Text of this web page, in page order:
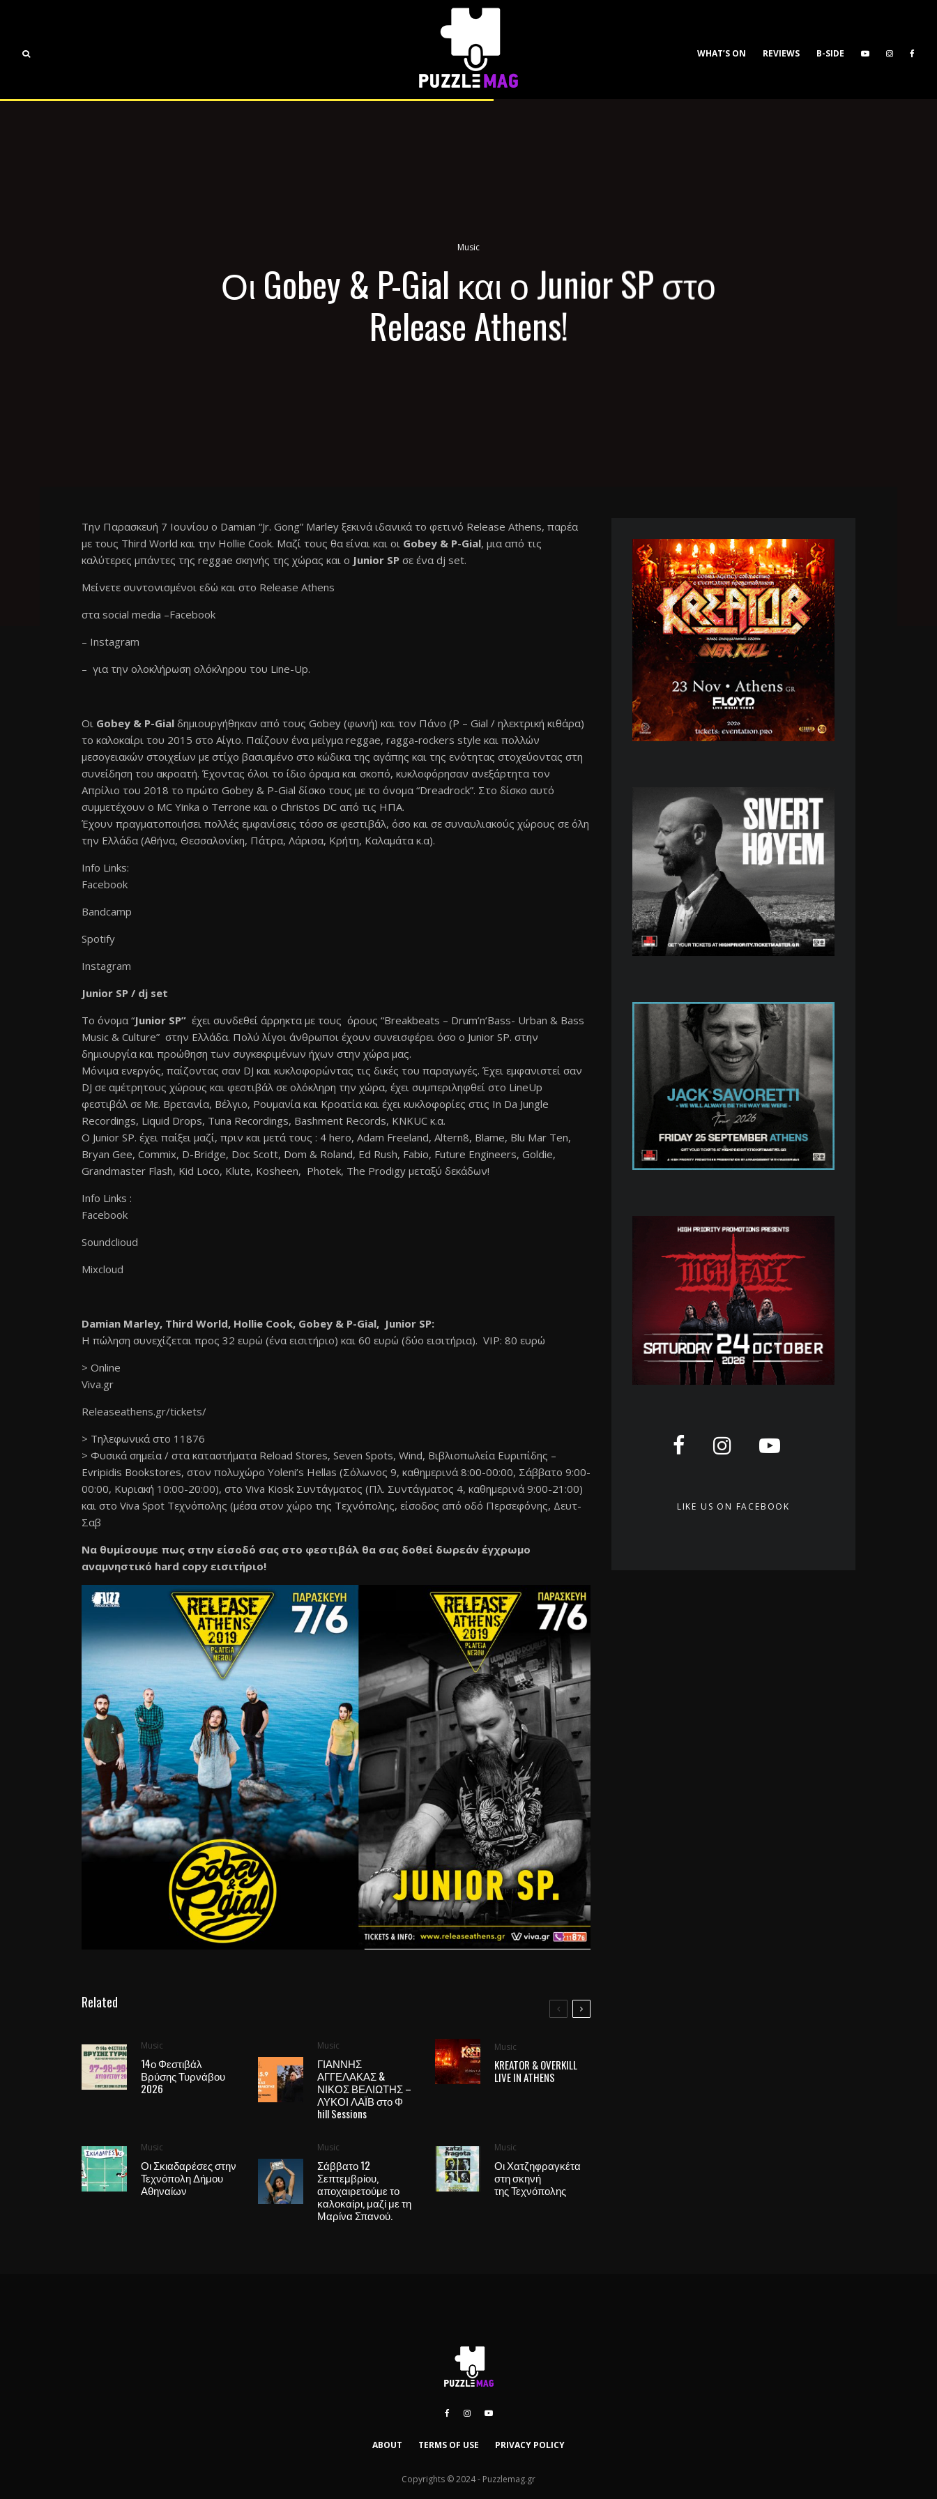
B-SIDE
REVIEWS
WHAT’S ON
Music
Οι Gobey & P-Gial και ο Junior SP στο
Release Athens!
Tην Παρασκευή 7 Ιουνίου o Damian “Jr. Gong” Marley ξεκινά ιδανικά το φετινό Release Athens, παρέα
με τους Third World και την Hollie Cook. Μαζί τους θα είναι και οι Gobey & P-Gial, μια από τις
καλύτερες μπάντες της reggae σκηνής της χώρας και ο Junior SP σε ένα dj set.
Mείνετε συντονισμένοι εδώ και στο Release Athens
στα social media –Facebook
– Instagram
– για την ολοκλήρωση ολόκληρου του Line-Up.
Οι Gobey & P-Gial δημιουργήθηκαν από τους Gobey (φωνή) και τον Πάνο (P – Gial / ηλεκτρική κιθάρα)
το καλοκαίρι του 2015 στο Αίγιο. Παίζουν ένα μείγμα reggae, ragga-rockers style και πολλών
μεσογειακών στοιχείων με στίχο βασισμένο στο κώδικα της αγάπης και της ενότητας στοχεύοντας στη
συνείδηση του ακροατή. Έχοντας όλοι το ίδιο όραμα και σκοπό, κυκλοφόρησαν ανεξάρτητα τον
Απρίλιο του 2018 το πρώτο Gobey & P-Gial δίσκο τους με το όνομα “Dreadrock”. Στο δίσκο αυτό
συμμετέχουν ο MC Yinka ο Terrone και ο Christos DC από τις ΗΠΑ.
Έχουν πραγματοποιήσει πολλές εμφανίσεις τόσο σε φεστιβάλ, όσο και σε συναυλιακούς χώρους σε όλη
την Ελλάδα (Αθήνα, Θεσσαλονίκη, Πάτρα, Λάρισα, Κρήτη, Καλαμάτα κ.α).
Info Links:
Facebook
Bandcamp
Spotify
Instagram
Junior SP / dj set
Το όνομα “Junior SP” έχει συνδεθεί άρρηκτα με τους όρους “Breakbeats – Drum’n’Bass- Urban & Bass
Music & Culture” στην Ελλάδα. Πολύ λίγοι άνθρωποι έχουν συνεισφέρει όσο ο Junior SP. στην
δημιουργία και προώθηση των συγκεκριμένων ήχων στην χώρα μας.
Μόνιμα ενεργός, παίζοντας σαν DJ και κυκλοφορώντας τις δικές του παραγωγές. Έχει εμφανιστεί σαν
DJ σε αμέτρητους χώρους και φεστιβάλ σε ολόκληρη την χώρα, έχει συμπεριληφθεί στο LineUp
φεστιβάλ σε Με. Βρετανία, Βέλγιο, Ρουμανία και Κροατία και έχει κυκλοφορίες στις In Da Jungle
Recordings, Liquid Drops, Tuna Recordings, Bashment Records, KNKUC κ.α.
Ο Junior SP. έχει παίξει μαζί, πριν και μετά τους : 4 hero, Adam Freeland, Altern8, Blame, Blu Mar Ten,
Bryan Gee, Commix, D-Bridge, Doc Scott, Dom & Roland, Ed Rush, Fabio, Future Engineers, Goldie,
Grandmaster Flash, Kid Loco, Klute, Kosheen, Photek, The Prodigy μεταξύ δεκάδων!
Info Links :
Facebook
Soundclioud
Mixcloud
Damian Marley, Τhird World, Hollie Cook, Gobey & P-Gial, Junior SP:
Η πώληση συνεχίζεται προς 32 ευρώ (ένα εισιτήριο) και 60 ευρώ (δύο εισιτήρια). VIP: 80 ευρώ
> Online
Viva.gr
Releaseathens.gr/tickets/
> Tηλεφωνικά στο 11876
> Φυσικά σημεία / στα καταστήματα Reload Stores, Seven Spots, Wind, Βιβλιοπωλεία Ευριπίδης –
Evripidis Bookstores, στον πολυχώρο Yoleni’s Hellas (Σόλωνος 9, καθημερινά 8:00-00:00, Σάββατο 9:00-
00:00, Κυριακή 10:00-20:00), στο Viva Kiosk Συντάγματος (Πλ. Συντάγματος 4, καθημερινά 9:00-21:00)
και στο Viva Spot Τεχνόπολης (μέσα στον χώρο της Τεχνόπολης, είσοδος από οδό Περσεφόνης, Δευτ-
Σαβ
Να θυμίσουμε πως στην είσοδό σας στο φεστιβάλ θα σας δοθεί δωρεάν έγχρωμο
αναμνηστικό hard copy εισιτήριο!
Related
Music
14ο Φεστιβάλ
Βρύσης Τυρνάβου
2026
Music
ΓΙΑΝΝΗΣ
ΑΓΓΕΛΑΚΑΣ &
ΝΙΚΟΣ ΒΕΛΙΩΤΗΣ –
ΛΥΚΟΙ ΛΑΪΒ στο Φ
hill Sessions
Music
KREATOR & OVERKILL
LIVE IN ATHENS
Music
Οι Σκιαδαρέσες στην
Τεχνόπολη Δήμου
Αθηναίων
Music
Σάββατο 12
Σεπτεμβρίου,
αποχαιρετούμε το
καλοκαίρι, μαζί με τη
Μαρίνα Σπανού.
Music
Οι Χατζηφραγκέτα
στη σκηνή
της Τεχνόπολης
LIKE US ON FACEBOOK
ABOUT TERMS OF USE PRIVACY POLICY
Copyrights © 2024 - Puzzlemag.gr